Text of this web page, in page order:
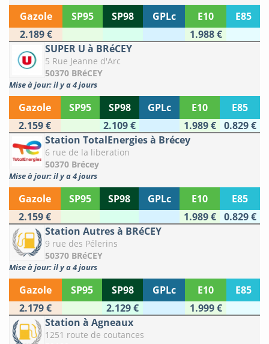
Gazole SP95 SP98 GPLc E10
E85
2.189 €
1.988 €
SUPER U à BRéCEY
5 Rue Jeanne d'Arc
50370 BRéCEY
Mise à jour: il y a 4 jours
Gazole SP95 SP98 GPLc E10
E85
2.159 €
2.109 € 1.989 €
0.829 €
Station TotalEnergies à Brécey
6 rue de la liberation
50370 Brécey
Mise à jour: il y a 4 jours
Gazole SP95 SP98 GPLc E10
E85
2.159 €
1.989 €
0.829 €
Station Autres à BRéCEY
9 rue des Pélerins
50370 BRéCEY
Mise à jour: il y a 4 jours
Gazole SP95 SP98 GPLc E10
E85
2.179 €
2.129 €
1.999 €
Station à Agneaux
1251 route de coutances